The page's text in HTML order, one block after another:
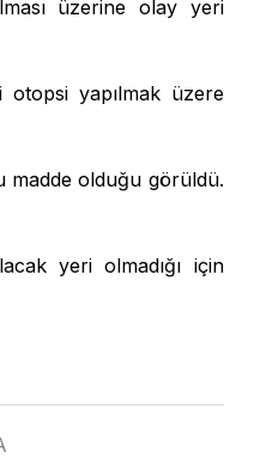
üzerine olay yeri
otopsi yapılmak üzere
madde olduğu görüldü.
yeri olmadığı için